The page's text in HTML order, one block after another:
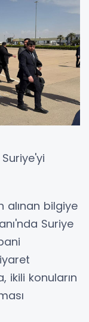
Suriye'yi
alınan bilgiye
Suriye
ikili konuların